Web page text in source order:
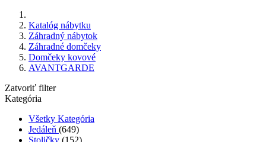
Katalóg nábytku
Záhradný nábytok
Záhradné domčeky
Domčeky kovové
AVANTGARDE
Zatvoriť filter
Kategória
Všetky Kategória
Jedáleň (649)
Stoličky (152)